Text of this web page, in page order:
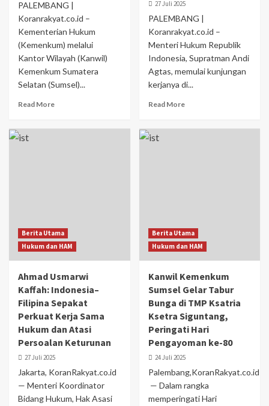
PALEMBANG |
Koranrakyat.co.id –
Kementerian Hukum
(Kemenkum) melalui
Kantor Wilayah (Kanwil)
Kemenkum Sumatera
Selatan (Sumsel)...
Read More
27 Juli 2025
PALEMBANG |
Koranrakyat.co.id –
Menteri Hukum Republik
Indonesia, Supratman Andi
Agtas, memulai kunjungan
kerjanya di...
Read More
Berita Utama
Hukum dan HAM
Ahmad Usmarwi
Kaffah: Indonesia–
Filipina Sepakat
Perkuat Kerja Sama
Hukum dan Atasi
Persoalan Keturunan
27 Juli 2025
Jakarta, KoranRakyat.co.id
— Menteri Koordinator
Bidang Hukum, Hak Asasi
Berita Utama
Hukum dan HAM
Kanwil Kemenkum
Sumsel Gelar Tabur
Bunga di TMP Ksatria
Ksetra Siguntang,
Peringati Hari
Pengayoman ke-80
24 Juli 2025
Palembang,KoranRakyat.co.id
— Dalam rangka
memperingati Hari